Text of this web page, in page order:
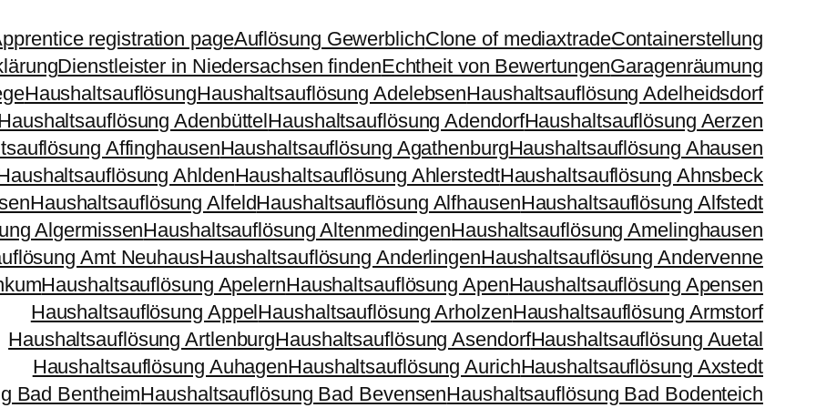
registration pageAuflösung GewerblichClone of mediaxtradeContainerstellung
Dienstleister in Niedersachsen findenEchtheit von BewertungenGaragenräumung
HaushaltsauflösungHaushaltsauflösung AdelebsenHaushaltsauflösung Adelheidsdorf
AdenbüttelHaushaltsauflösung AdendorfHaushaltsauflösung Aerzen
AffinghausenHaushaltsauflösung AgathenburgHaushaltsauflösung Ahausen
AhldenHaushaltsauflösung AhlerstedtHaushaltsauflösung Ahnsbeck
Haushaltsauflösung AlfeldHaushaltsauflösung AlfhausenHaushaltsauflösung Alfstedt
AlgermissenHaushaltsauflösung AltenmedingenHaushaltsauflösung Amelinghausen
Amt NeuhausHaushaltsauflösung AnderlingenHaushaltsauflösung Andervenne
Haushaltsauflösung ApelernHaushaltsauflösung ApenHaushaltsauflösung Apensen
Haushaltsauflösung AppelHaushaltsauflösung ArholzenHaushaltsauflösung Armstorf
Haushaltsauflösung ArtlenburgHaushaltsauflösung AsendorfHaushaltsauflösung Auetal
Haushaltsauflösung AuhagenHaushaltsauflösung AurichHaushaltsauflösung Axstedt
Bad BentheimHaushaltsauflösung Bad BevensenHaushaltsauflösung Bad Bodenteich